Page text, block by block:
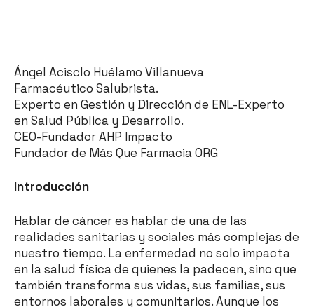
Ángel Acisclo Huélamo Villanueva
Farmacéutico Salubrista.
Experto en Gestión y Dirección de ENL-Experto
en Salud Pública y Desarrollo.
CEO-Fundador AHP Impacto
Fundador de Más Que Farmacia ORG
Introducción
Hablar de cáncer es hablar de una de las
realidades sanitarias y sociales más complejas de
nuestro tiempo. La enfermedad no solo impacta
en la salud física de quienes la padecen, sino que
también transforma sus vidas, sus familias, sus
entornos laborales y comunitarios. Aunque los